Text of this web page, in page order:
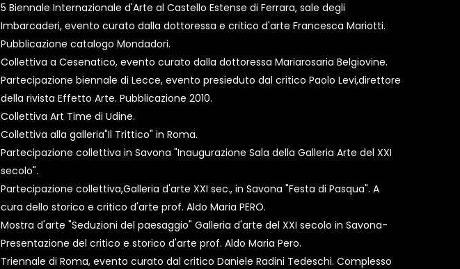
5 Biennale Internazionale d'Arte al Castello Estense di Ferrara, sale degli
Imbarcaderi, evento curato dalla dottoressa e critico d'arte Francesca Mariotti.
Pubblicazione catalogo Mondadori.
Collettiva a Cesenatico, evento curato dalla dottoressa Mariarosaria Belgiovine.
Partecipazione biennale di Lecce, evento presieduto dal critico Paolo Levi,direttore
della rivista Effetto Arte. Pubblicazione 2010.
Collettiva Art Time di Udine.
Collettiva alla galleria"Il Trittico" in Roma.
Partecipazione collettiva in Savona "Inaugurazione Sala della Galleria Arte del XXI
secolo".
Partecipazione collettiva,Galleria d'arte XXI sec., in Savona "Festa di Pasqua". A
cura dello storico e critico d'arte prof. Aldo Maria PERO.
Mostra d'arte "Seduzioni del paesaggio" Galleria d'arte del XXI secolo in Savona-
Presentazione del critico e storico d'arte prof. Aldo Maria Pero.
Triennale di Roma, evento curato dal critico Daniele Radini Tedeschi. Complesso